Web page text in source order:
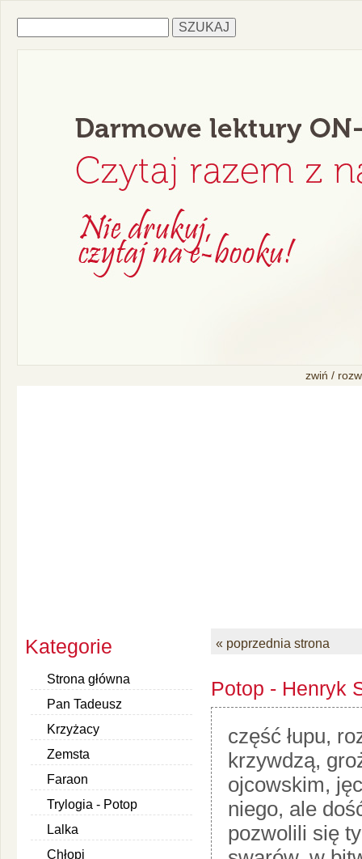
zwiń /
Kategorie
Strona główna
Pan Tadeusz
Krzyżacy
Zemsta
Faraon
Trylogia - Potop
Lalka
Chłopi
« poprzednia strona
Potop - Henryk
część łupu,
krzywdzą,
ojcowskim,
niego, ale
pozwolili się